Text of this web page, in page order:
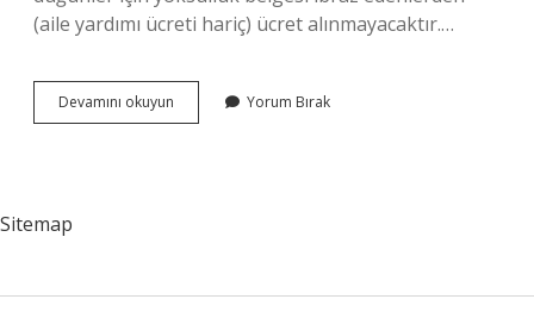
(aile yardımı ücreti hariç) ücret alınmayacaktır.…
Devamını okuyun
Için
Yorum Bırak
Sitemap